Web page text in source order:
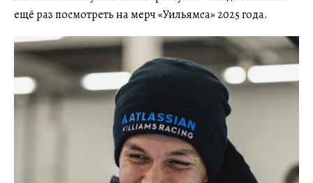
ещё раз посмотреть на мерч «Уильямса» 2025 года.